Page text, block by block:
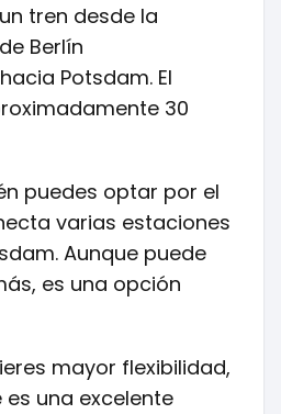
tren desde la
Berlín
Potsdam. El
30
puedes optar por el
varias estaciones
Aunque puede
es una opción
mayor flexibilidad,
una excelente